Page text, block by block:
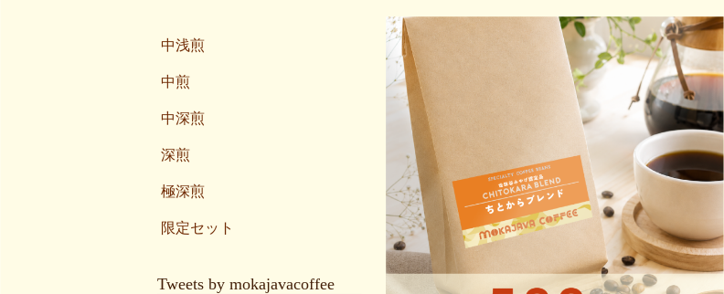
中浅煎
中煎
中深煎
深煎
極深煎
限定セット
Tweets by mokajavacoffee